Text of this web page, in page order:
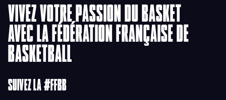
VIVEZ VOTRE PASSION DU BASKET
AVEC LA FÉDÉRATION FRANÇAISE DE
BASKETBALL
SUIVEZ LA #FFBB